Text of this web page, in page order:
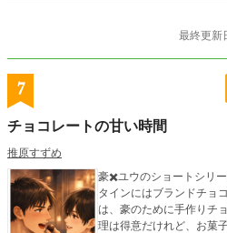
最終更新
7
チョコレートの甘い時間
推原すずめ
豪✖️ユウのショートシリーズ・
タインにはブランドチョ
は、豪のために手作りチョ
理は得意だけれど、お菓